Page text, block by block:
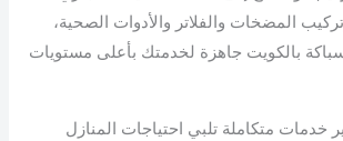
المضخات والفلاتر والأدوات الصحية،
بالكويت جاهزة لخدمتك بأعلى مستويات
خدمات متكاملة تلبي احتياجات المنازل